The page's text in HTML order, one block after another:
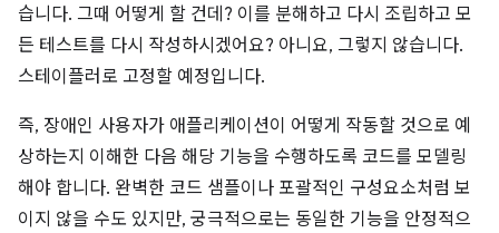
습니다. 그때 어떻게 할 건데? 이를 분해하고 다시 조립하고 모
든 테스트를 다시 작성하시겠어요? 아니요, 그렇지 않습니다.
스테이플러로 고정할 예정입니다.
즉, 장애인 사용자가 애플리케이션이 어떻게 작동할 것으로 예
상하는지 이해한 다음 해당 기능을 수행하도록 코드를 모델링
해야 합니다. 완벽한 코드 샘플이나 포괄적인 구성요소처럼 보
이지 않을 수도 있지만, 궁극적으로는 동일한 기능을 안정적으